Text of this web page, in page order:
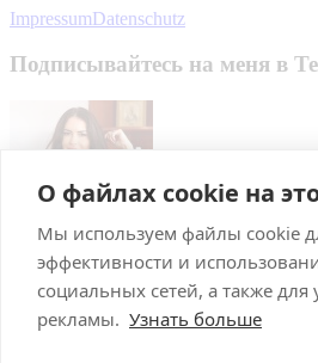
О файлах cookie на
Мы используем файлы cookie
эффективности и
социальных сетей, а также
рекламы. Узнать больше
ImpressumDatenschutz
Подписывайтесь на меня в
Подписаться
Брачное агентство в Германии
С нами выходят замуж! Знакомства,